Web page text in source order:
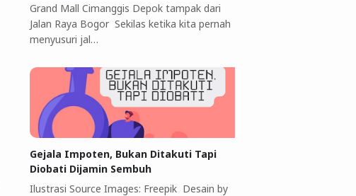
Grand Mall Cimanggis Depok tampak dari
Jalan Raya Bogor Sekilas ketika kita pernah
menyusuri jal…
Gejala Impoten, Bukan Ditakuti Tapi
Diobati Dijamin Sembuh
Ilustrasi Source Images: Freepik Desain by